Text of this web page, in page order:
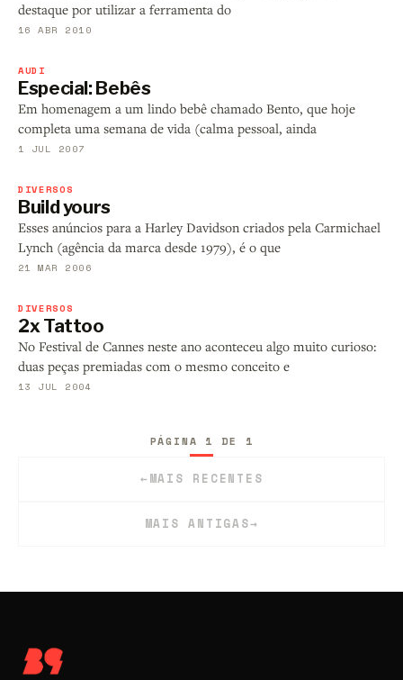
destaque por utilizar a ferramenta do
16 ABR 2010
AUDI
Especial: Bebês
Em homenagem a um lindo bebê chamado Bento, que hoje
completa uma semana de vida (calma pessoal, ainda
1 JUL 2007
DIVERSOS
Build yours
Esses anúncios para a Harley Davidson criados pela Carmichael
Lynch (agência da marca desde 1979), é o que
21 MAR 2006
DIVERSOS
2x Tattoo
No Festival de Cannes neste ano aconteceu algo muito curioso:
duas peças premiadas com o mesmo conceito e
13 JUL 2004
←MAIS RECENTES
PÁGINA 1 DE 1
MAIS ANTIGAS→